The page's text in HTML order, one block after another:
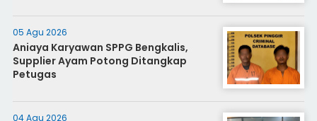
05 Agu 2026
Aniaya Karyawan SPPG Bengkalis,
Supplier Ayam Potong Ditangkap
Petugas
04 Agu 2026